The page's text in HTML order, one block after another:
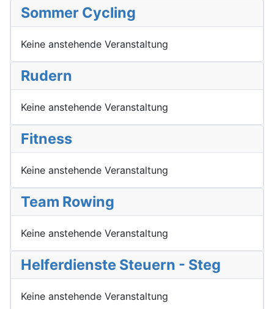
Sommer Cycling
Keine anstehende Veranstaltung
Rudern
Keine anstehende Veranstaltung
Fitness
Keine anstehende Veranstaltung
Team Rowing
Keine anstehende Veranstaltung
Helferdienste Steuern - Steg
Keine anstehende Veranstaltung